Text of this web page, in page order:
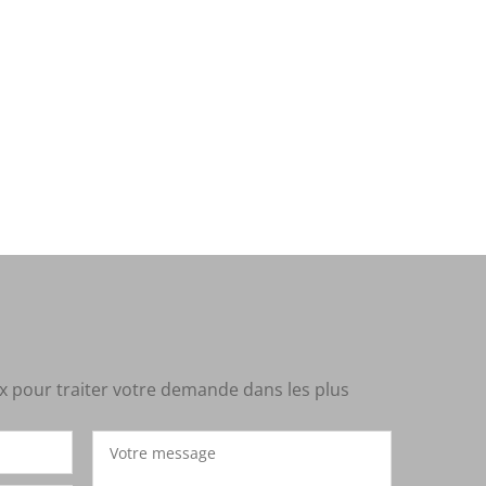
pour traiter votre demande dans les plus